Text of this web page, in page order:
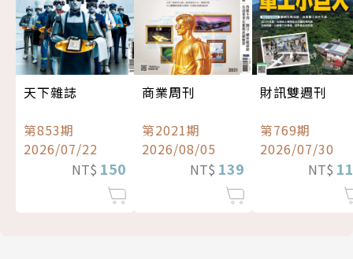
天下雜誌
第853期
2026/07/22
NT$ 150
商業周刊
第2021期
2026/08/05
NT$ 139
財訊雙週刊
第769期
2026/07/30
NT$